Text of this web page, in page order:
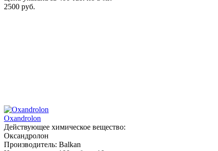
2500 руб.
Oxandrolon
Действующее химическое вещество:
Оксандролон
Производитель: Balkan